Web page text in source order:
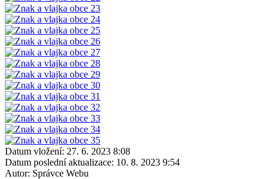
Datum vložení: 27. 6. 2023 8:08
Datum poslední aktualizace: 10. 8. 2023 9:54
Autor: Správce Webu